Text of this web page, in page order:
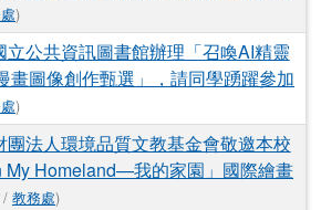
)
立公共資訊圖書館辦理「召喚AI精靈
圖像創作甄選」，請同學踴躍參加
)
團法人環境品質文教基金會敬邀本校
My Homeland—我的家園」國際繪畫
/ 教務處)